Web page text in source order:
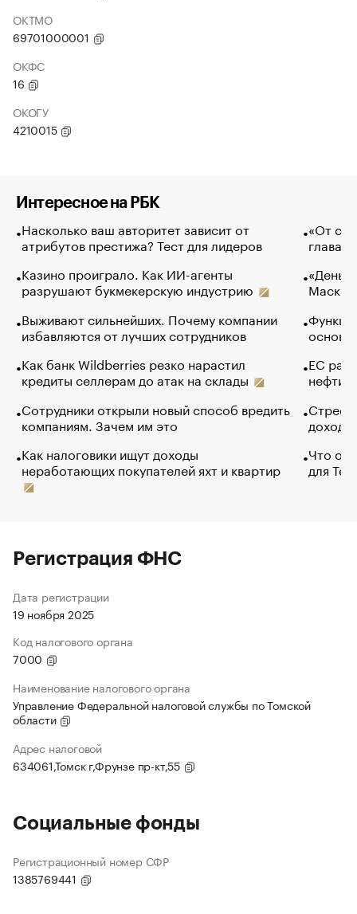
ОКТМО
69701000001
ОКФС
16
ОКОГУ
4210015
Интересное на РБК
Насколько ваш авторитет зависит от
атрибутов престижа? Тест для лидеров
Казино проиграло. Как ИИ-агенты
разрушают букмекерскую индустрию
Выживают сильнейших. Почему компании
избавляются от лучших сотрудников
Как банк Wildberries резко нарастил
кредиты селлерам до атак на склады
Сотрудники открыли новый способ вредить
компаниям. Зачем им это
Как налоговики ищут доходы
неработающих покупателей яхт и квартир
«От
глава
Маск в
основ
ЕС
нефти
Что
для
Регистрация ФНС
Дата регистрации
19 ноября 2025
Код налогового органа
7000
Наименование налогового органа
Управление Федеральной налоговой службы по Томской
области
Адрес налоговой
634061,Томск г,Фрунзе пр-кт,55
Социальные фонды
Регистрационный номер СФР
1385769441